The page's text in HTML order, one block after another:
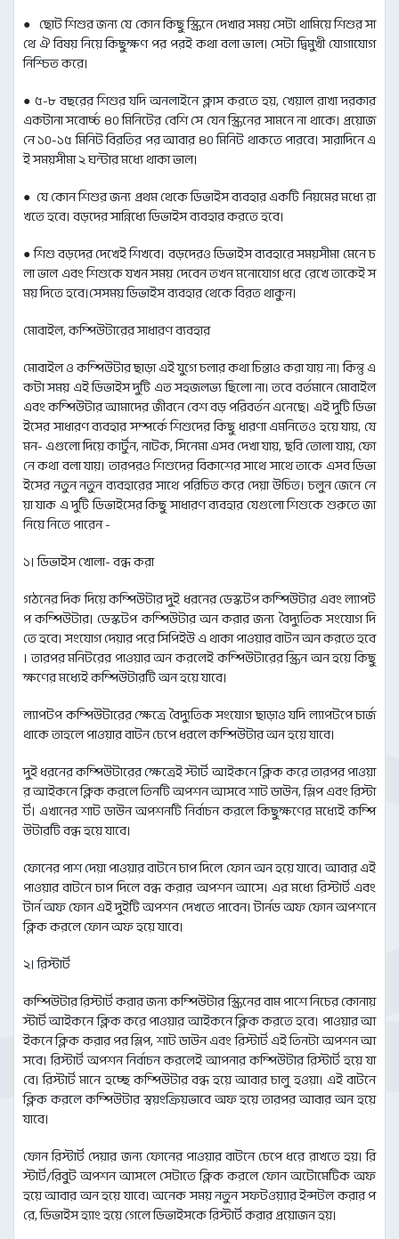
● ছোট শিশুর জন্য যে কোন কিছু স্ক্রিনে দেখার সময় সেটা থামিয়ে শিশুর সা
থে ঐ বিষয় নিয়ে কিছুক্ষণ পর পরই কথা বলা ভাল। সেটা দ্বিমুখী যোগাযোগ
নিশ্চিত করে।
● ৫-৮ বছরের শিশুর যদি অনলাইনে ক্লাস করতে হয়, খেয়াল রাখা দরকার
একটানা সবোর্চ্চ ৪০ মিনিটের বেশি সে যেন স্ক্রিনের সামনে না থাকে। প্রয়োজ
নে ১০-১৫ মিনিট বিরতির পর আবার ৪০ মিনিট থাকতে পারবে। সারাদিনে এ
ই সময়সীমা ২ ঘন্টার মধ্যে থাকা ভাল।
● যে কোন শিশুর জন্য প্রথম থেকে ডিভাইস ব্যবহার একটি নিয়মের মধ্যে রা
খতে হবে। বড়দের সান্নিধ্যে ডিভাইস ব্যবহার করতে হবে।
● শিশু বড়দের দেখেই শিখবে। বড়দেরও ডিভাইস ব্যবহারে সময়সীমা মেনে চ
লা ভাল এবং শিশুকে যখন সময় দেবেন তখন মনোযোগ ধরে রেখে তাকেই স
ময় দিতে হবে।সেসময় ডিভাইস ব্যবহার থেকে বিরত থাকুন।
মোবাইল, কম্পিউটারের সাধারণ ব্যবহার
মোবাইল ও কম্পিউটার ছাড়া এই যুগে চলার কথা চিন্তাও করা যায় না। কিন্তু এ
কটা সময় এই ডিভাইস দুটি এত সহজলভ্য ছিলো না। তবে বর্তমানে মোবাইল
এবং কম্পিউটার আমাদের জীবনে বেশ বড় পরিবর্তন এনেছে। এই দুটি ডিভা
ইসের সাধারণ ব্যবহার সম্পর্কে শিশুদের কিছু ধারণা এমনিতেও হয়ে যায়, যে
মন- এগুলো দিয়ে কার্টুন, নাটক, সিনেমা এসব দেখা যায়, ছবি তোলা যায়, ফো
নে কথা বলা যায়। তারপরও শিশুদের বিকাশের সাথে সাথে তাকে এসব ডিভা
ইসের নতুন নতুন ব্যবহারের সাথে পরিচিত করে দেয়া উচিত। চলুন জেনে নে
য়া যাক এ দুটি ডিভাইসের কিছু সাধারণ ব্যবহার যেগুলো শিশুকে শুরুতে জা
নিয়ে নিতে পারেন -
১। ডিভাইস খোলা- বন্ধ করা
গঠনের দিক দিয়ে কম্পিউটার দুই ধরনের ডেস্কটপ কম্পিউটার এবং ল্যাপট
প কম্পিউটার। ডেস্কটপ কম্পিউটার অন করার জন্য বৈদ্যুতিক সংযোগ দি
তে হবে। সংযোগ দেয়ার পরে সিপিইউ এ থাকা পাওয়ার বাটন অন করতে হবে
। তারপর মনিটরের পাওয়ার অন করলেই কম্পিউটারের স্ক্রিন অন হয়ে কিছু
ক্ষণের মধ্যেই কম্পিউটারটি অন হয়ে যাবে।
ল্যাপটপ কম্পিউটারের ক্ষেত্রে বৈদ্যুতিক সংযোগ ছাড়াও যদি ল্যাপটপে চার্জ
থাকে তাহলে পাওয়ার বাটন চেপে ধরলে কম্পিউটার অন হয়ে যাবে।
দুই ধরনের কম্পিউটারের ক্ষেত্রেই স্টার্ট আইকনে ক্লিক করে তারপর পাওয়া
র আইকনে ক্লিক করলে তিনটি অপশন আসবে শাট ডাউন, স্লিপ এবং রিস্টা
র্ট। এখানের শাট ডাউন অপশনটি নির্বাচন করলে কিছুক্ষণের মধ্যেই কম্পি
উটারটি বন্ধ হয়ে যাবে।
ফোনের পাশ দেয়া পাওয়ার বাটনে চাপ দিলে ফোন অন হয়ে যাবে। আবার এই
পাওয়ার বাটনে চাপ দিলে বন্ধ করার অপশন আসে। এর মধ্যে রিস্টার্ট এবং
টার্ন অফ ফোন এই দুইটি অপশন দেখতে পাবেন। টার্নড অফ ফোন অপশনে
ক্লিক করলে ফোন অফ হয়ে যাবে।
২। রিস্টার্ট
কম্পিউটার রিস্টার্ট করার জন্য কম্পিউটার স্ক্রিনের বাম পাশে নিচের কোনায়
স্টার্ট আইকনে ক্লিক করে পাওয়ার আইকনে ক্লিক করতে হবে। পাওয়ার আ
ইকনে ক্লিক করার পর স্লিপ, শাট ডাউন এবং রিস্টার্ট এই তিনটা অপশন আ
সবে। রিস্টার্ট অপশন নির্বাচন করলেই আপনার কম্পিউটার রিস্টার্ট হয়ে যা
বে। রিস্টার্ট মানে হচ্ছে কম্পিউটার বন্ধ হয়ে আবার চালু হওয়া। এই বাটনে
ক্লিক করলে কম্পিউটার স্বয়ংক্রিয়ভাবে অফ হয়ে তারপর আবার অন হয়ে
যাবে।
ফোন রিস্টার্ট দেয়ার জন্য ফোনের পাওয়ার বাটনে চেপে ধরে রাখতে হয়। রি
স্টার্ট/রিবুট অপশন আসলে সেটাতে ক্লিক করলে ফোন অটোমেটিক অফ
হয়ে আবার অন হয়ে যাবে। অনেক সময় নতুন সফটওয়্যার ইন্সটল করার প
রে, ডিভাইস হ্যাং হয়ে গেলে ডিভাইসকে রিস্টার্ট করার প্রয়োজন হয়।